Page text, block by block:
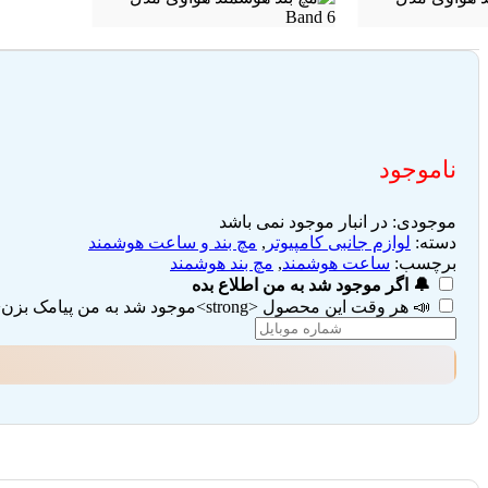
ناموجود
موجودی: در انبار موجود نمی باشد
دسته: لوازم جانبی کامپیوتر , مچ بند و ساعت هوشمند
برچسب: ساعت هوشمند, مچ بند هوشمند
🔔 اگر موجود شد به من اطلاع بده
📣 هر وقت این محصول <strong>موجود شد به من پیامک بزن</strong> (تیک هر دو گزینه را بزنید)